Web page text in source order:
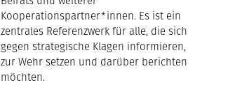
Kooperationspartner*innen. Es ist ein
zentrales Referenzwerk für alle, die sich
gegen strategische Klagen informieren,
zur Wehr setzen und darüber berichten
möchten.